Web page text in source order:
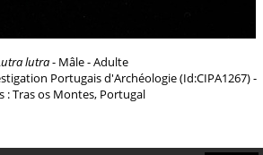
lutra- Mâle - Adulte
Portugais d'Archéologie (Id:CIPA1267) -
: Tras os Montes, Portugal